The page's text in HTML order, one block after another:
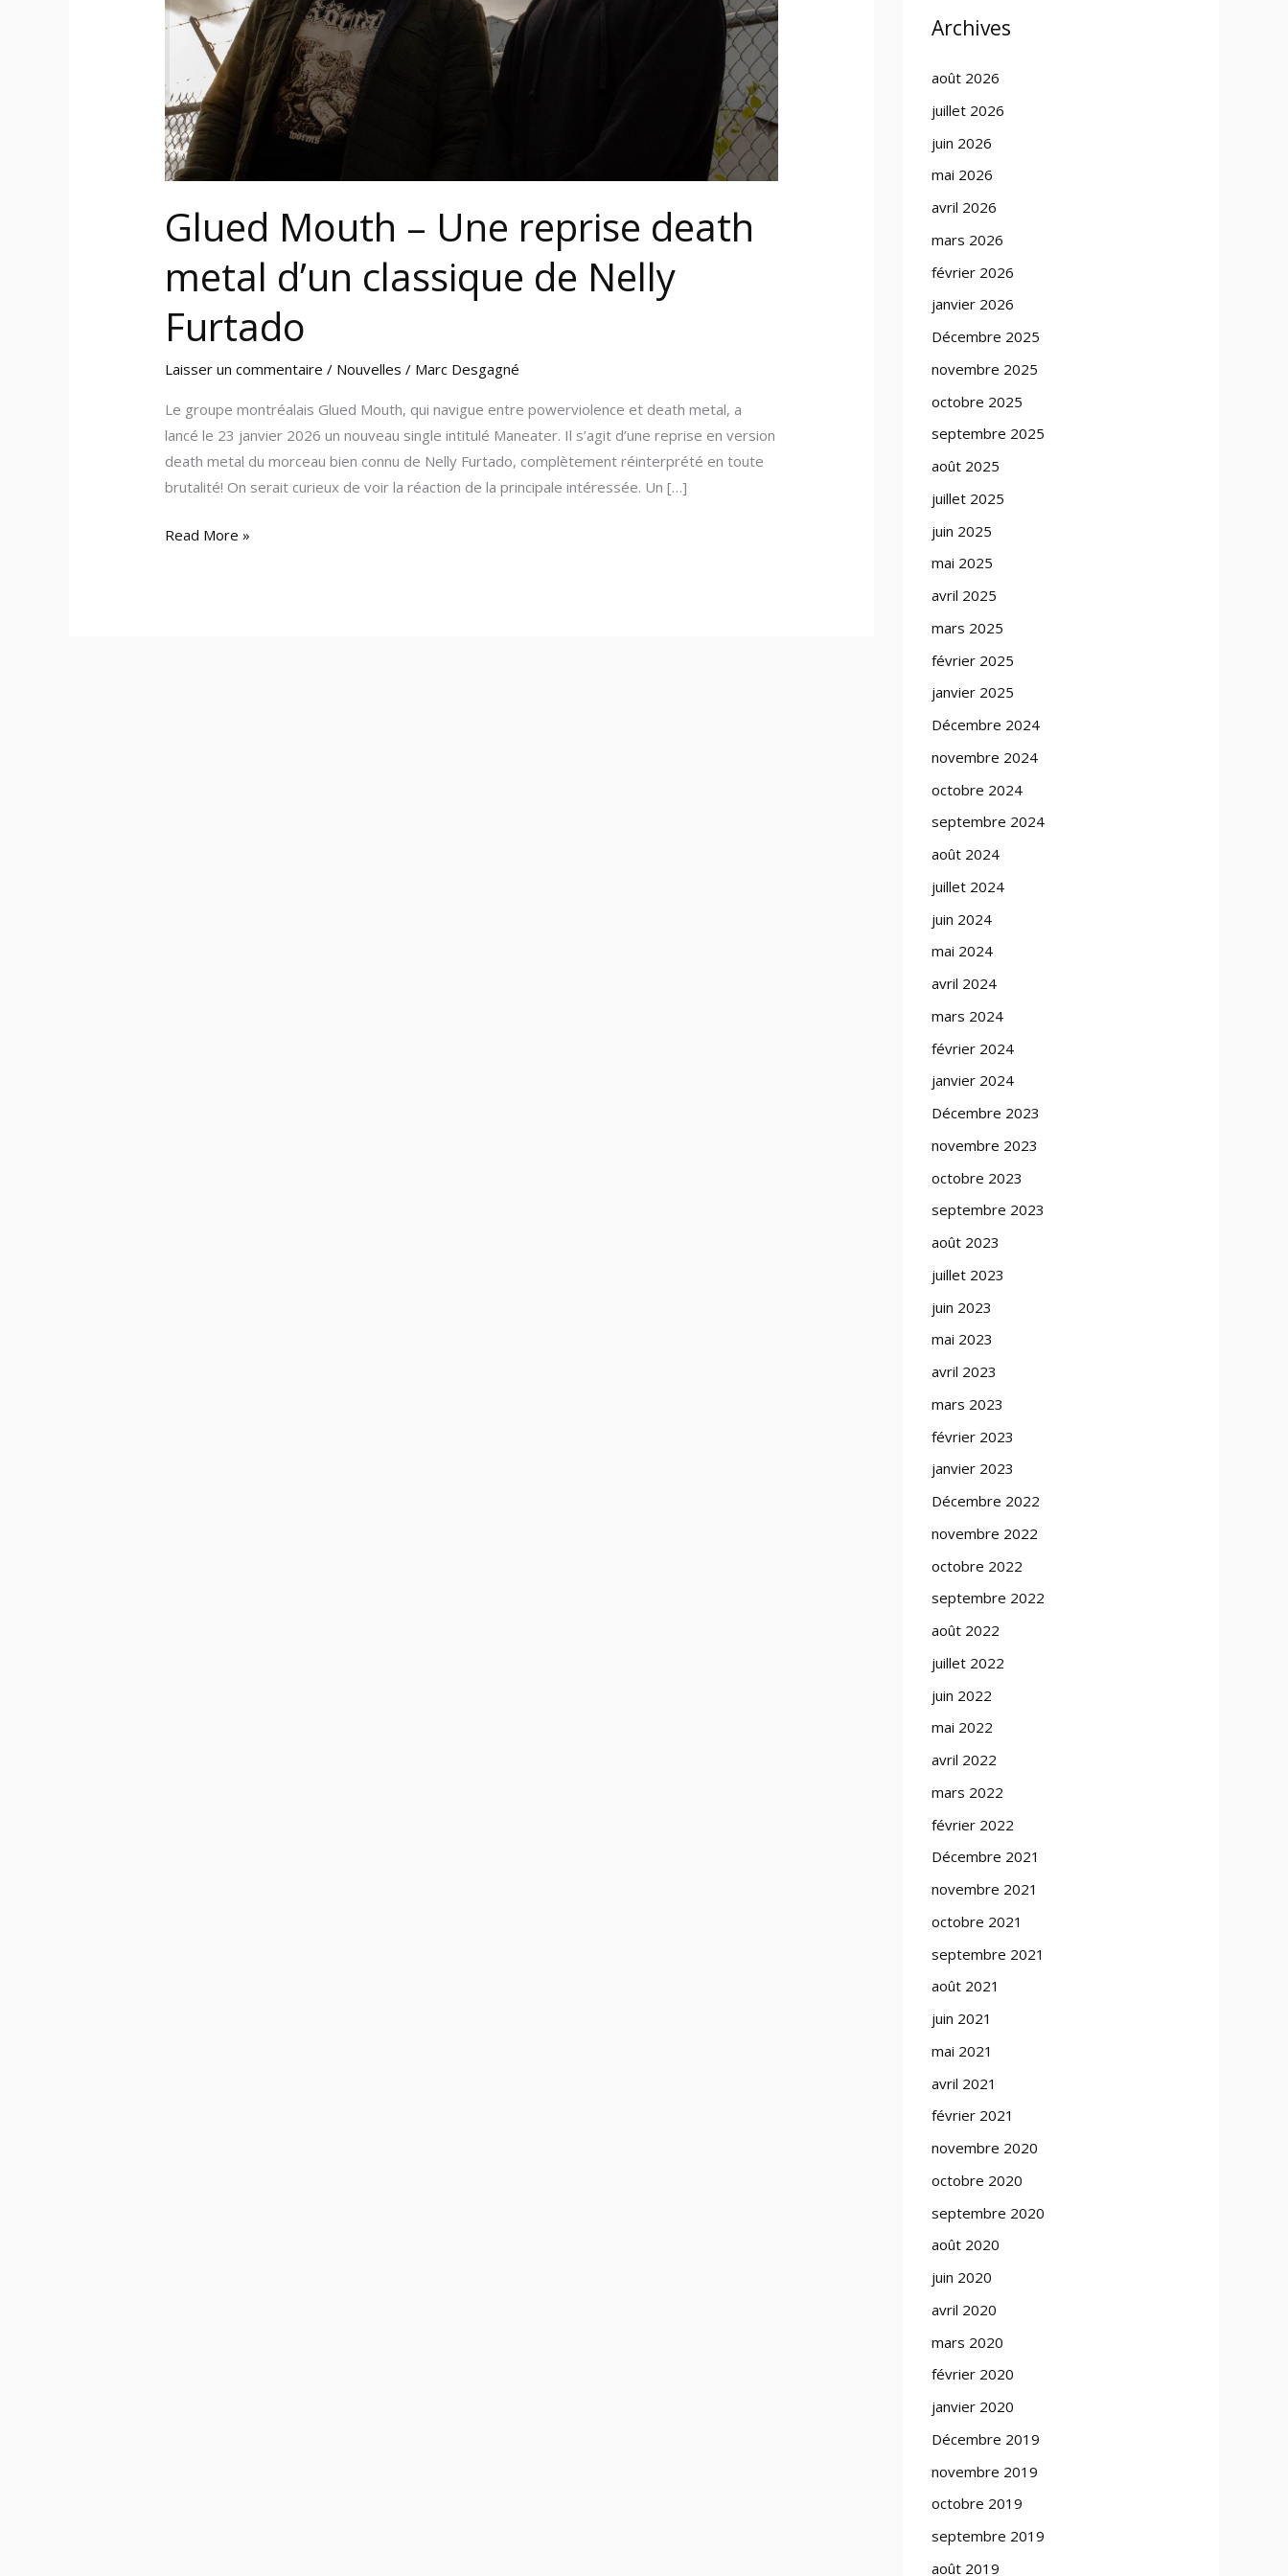
Glued Mouth – Une reprise death
metal d’un classique de Nelly
Furtado
Laisser un commentaire / Nouvelles / Marc Desgagné
Le groupe montréalais Glued Mouth, qui navigue entre powerviolence et death metal, a
lancé le 23 janvier 2026 un nouveau single intitulé Maneater. Il s’agit d’une reprise en version
death metal du morceau bien connu de Nelly Furtado, complètement réinterprété en toute
brutalité! On serait curieux de voir la réaction de la principale intéressée. Un […]
classique
Furtado
Read More »
Archives
août 2026
juillet 2026
juin 2026
mai 2026
avril 2026
mars 2026
février 2026
janvier 2026
Décembre 2025
novembre 2025
octobre 2025
septembre 2025
août 2025
juillet 2025
juin 2025
mai 2025
avril 2025
mars 2025
février 2025
janvier 2025
Décembre 2024
novembre 2024
octobre 2024
septembre 2024
août 2024
juillet 2024
juin 2024
mai 2024
avril 2024
mars 2024
février 2024
janvier 2024
Décembre 2023
novembre 2023
octobre 2023
septembre 2023
août 2023
juillet 2023
juin 2023
mai 2023
avril 2023
mars 2023
février 2023
janvier 2023
Décembre 2022
novembre 2022
octobre 2022
septembre 2022
août 2022
juillet 2022
juin 2022
mai 2022
avril 2022
mars 2022
février 2022
Décembre 2021
novembre 2021
octobre 2021
septembre 2021
août 2021
juin 2021
mai 2021
avril 2021
février 2021
novembre 2020
octobre 2020
septembre 2020
août 2020
juin 2020
avril 2020
mars 2020
février 2020
janvier 2020
Décembre 2019
novembre 2019
octobre 2019
septembre 2019
août 2019